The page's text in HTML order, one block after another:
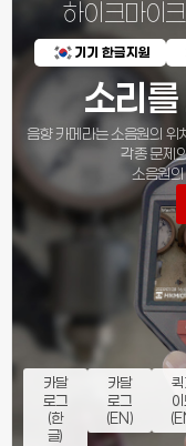
하이크마이
기기 한글지원
소리
음향 카메라는 소음원의 위
각종 문제
소음원
카달
로그
(한
글)
카달
로그
(EN)